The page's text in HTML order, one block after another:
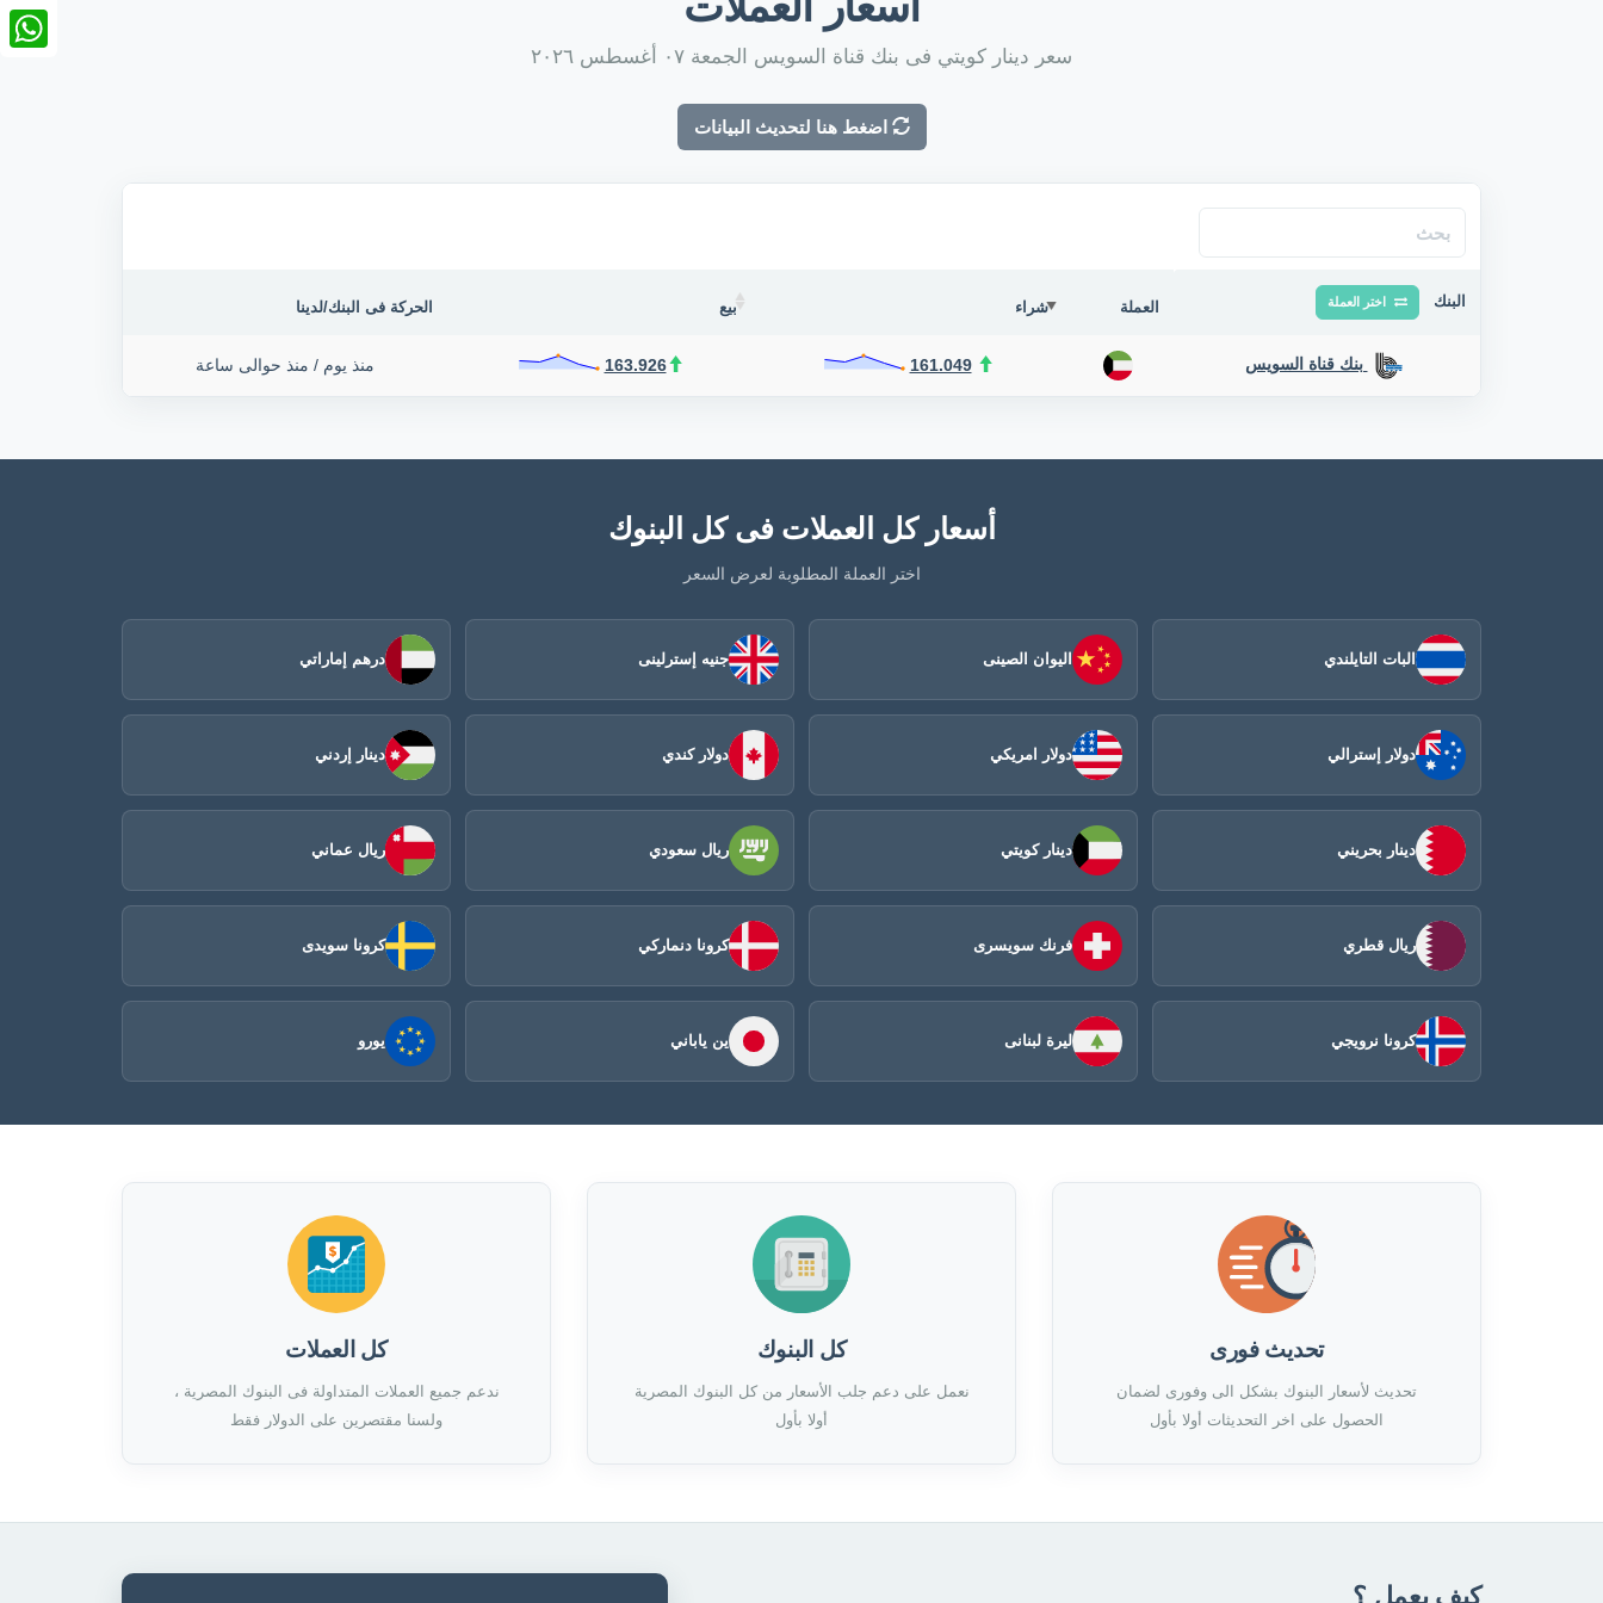
سعر دينار كويتي فى بنك قناة السويس الجمعة ٠٧ أغسطس ٢٠٢٦
اضغط هنا لتحديث البيانات
البنك اختر العملة العملة شراء بيع الحركة فى البنك/لدينا
بنك قناة السويس 161.049
163.926 منذ يوم / منذ حوالى ساعة
أسعار كل العملات فى كل البنوك
اختر العملة المطلوبة لعرض السعر
البات التايلندي اليوان الصينى​ جنيه إسترلينى درهم إماراتي
دولار إسترالي دولار امريكي دولار كندي دينار إردني
دينار بحريني دينار كويتي ريال سعودي ريال عماني
ريال قطري فرنك سويسرى كرونا دنماركي كرونا سويدى
كرونا نرويجي ليرة لبنانى ين ياباني يورو
تحديث فورى
تحديث لأسعار البنوك بشكل الى وفورى لضمان
الحصول على اخر التحديثات أولا بأول
كل البنوك
نعمل على دعم جلب الأسعار من كل البنوك المصرية
أولا بأول
كل العملات
ندعم جميع العملات المتداولة فى البنوك المصرية ،
ولسنا مقتصرين على الدولار فقط
كيف يعمل ؟